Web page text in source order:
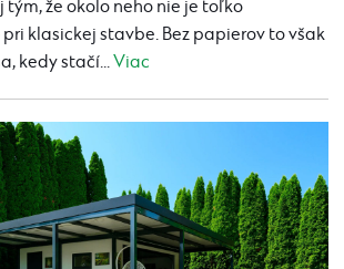
tým, že okolo neho nie je toľko
klasickej stavbe. Bez papierov to však
kedy stačí...Viac